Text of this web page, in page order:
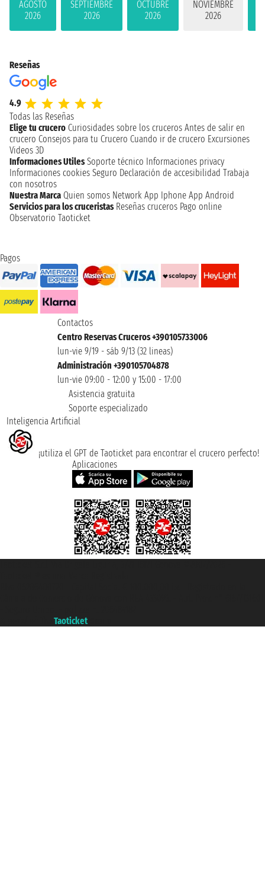
AGOSTO
2026
SEPTIEMBRE
2026
OCTUBRE
2026
NOVIEMBRE
2026
Reseñas
4.9
Todas las Reseñas
Elige tu crucero Curiosidades sobre los cruceros Antes de salir en
crucero Consejos para tu Crucero Cuando ir de crucero Excursiones
Videos 3D
Informaciones Utiles Soporte técnico Informaciones privacy
Informaciones cookies Seguro Declaración de accesibilidad Trabaja
con nosotros
Nuestra Marca Quien somos Network App Iphone App Android
Servicios para los cruceristas Reseñas cruceros Pago online
Observatorio Taoticket
Pagos
Contactos
Centro Reservas Cruceros +390105733006
lun-vie 9/19 - sáb 9/13 (32 lineas)
Administración +390105704878
lun-vie 09:00 - 12:00 y 15:00 - 17:00
Asistencia gratuita
Soporte especializado
Inteligencia Artificial
¡utiliza el GPT de Taoticket para encontrar el crucero perfecto!
Aplicaciones
Taoticket